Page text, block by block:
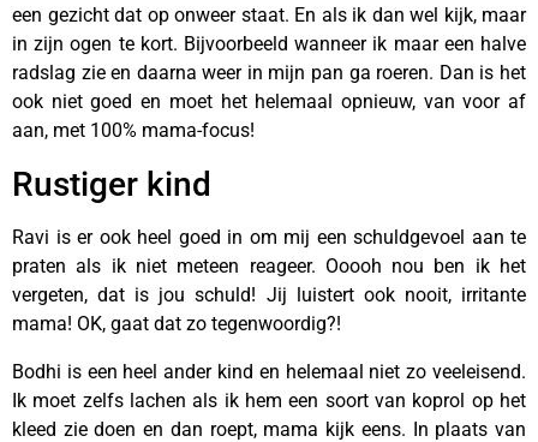
een gezicht dat op onweer staat. En als ik dan wel kijk, maar
in zijn ogen te kort. Bijvoorbeeld wanneer ik maar een halve
radslag zie en daarna weer in mijn pan ga roeren. Dan is het
ook niet goed en moet het helemaal opnieuw, van voor af
aan, met 100% mama-focus!
Rustiger kind
Ravi is er ook heel goed in om mij een schuldgevoel aan te
praten als ik niet meteen reageer. Ooooh nou ben ik het
vergeten, dat is jou schuld! Jij luistert ook nooit, irritante
mama! OK, gaat dat zo tegenwoordig?!
Bodhi is een heel ander kind en helemaal niet zo veeleisend.
Ik moet zelfs lachen als ik hem een soort van koprol op het
kleed zie doen en dan roept, mama kijk eens. In plaats van